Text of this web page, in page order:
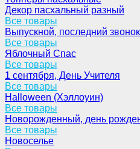
Декор пасхальный разный
Все товары
Выпускной, последний звонок
Все товары
Яблочный Спас
Все товары
1 сентября, День Учителя
Все товары
Halloween (Хэллоуин)
Все товары
Новорожденный, день
Все товары
Новоселье